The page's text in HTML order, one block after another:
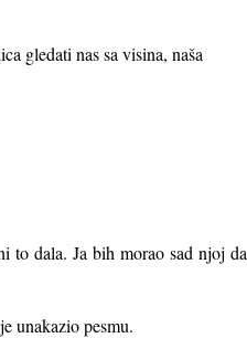
gledati nas sa visina, naša
to dala. Ja bih morao sad njoj da
unakazio pesmu.